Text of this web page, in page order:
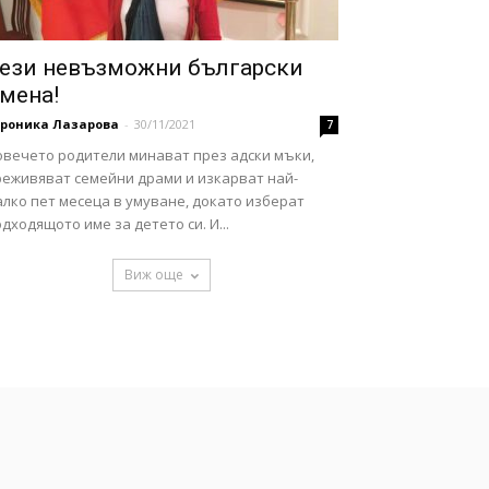
невъзможни български
Лазарова - 30/11/2021 7
родители минават през адски мъки,
семейни драми и изкарват най-
пет месеца в умуване, докато изберат
име за детето си. И...
Виж още